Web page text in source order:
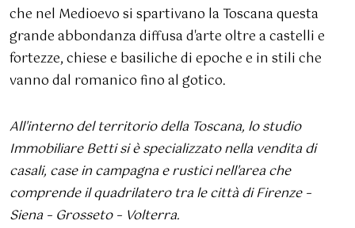
che nel Medioevo si spartivano la Toscana questa
grande abbondanza diffusa d'arte oltre a castelli e
fortezze, chiese e basiliche di epoche e in stili che
vanno dal romanico fino al gotico.
All'interno del territorio della Toscana, lo studio
Immobiliare Betti si è specializzato nella vendita di
casali, case in campagna e rustici nell'area che
comprende il quadrilatero tra le città di Firenze –
Siena – Grosseto – Volterra.